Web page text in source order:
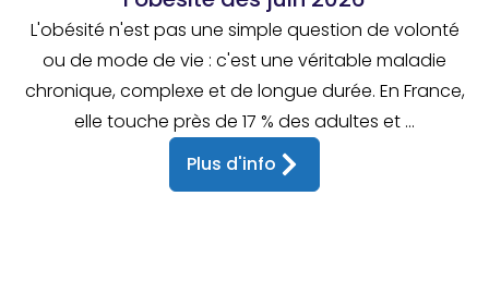
L'obésité n'est pas une simple question de volonté
ou de mode de vie : c'est une véritable maladie
chronique, complexe et de longue durée. En France,
elle touche près de 17 % des adultes et ...
Plus d'info